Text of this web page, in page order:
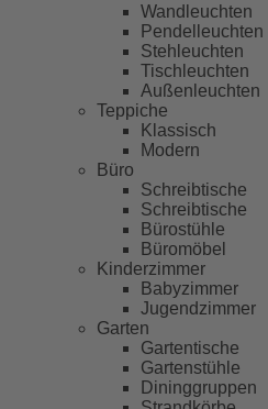
Wandleuchten
Pendelleuchten
Stehleuchten
Tischleuchten
Außenleuchten
Teppiche
Klassisch
Modern
Büro
Schreibtische
Schreibtische
Bürostühle
Büromöbel
Kinderzimmer
Babyzimmer
Jugendzimmer
Garten
Gartentische
Gartenstühle
Dininggruppen